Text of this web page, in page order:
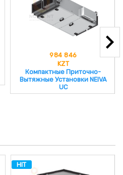
984 846
KZT
Компактные Приточно-
Вытяжные Установки NEIVA
UC
HIT